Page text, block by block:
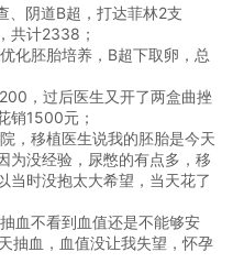
、阴道B超，打达菲林2支
共计2338；
化胚胎培养，B超下取卵，总
，过后医生又开了两盒曲挫
销1500元；
，移植医生说我的胚胎是今天
为没经验，尿憋的有点多，移
当时没抱太大希望，当天花了
血不看到血值还是不能够安
抽血，血值没让我失望，怀孕